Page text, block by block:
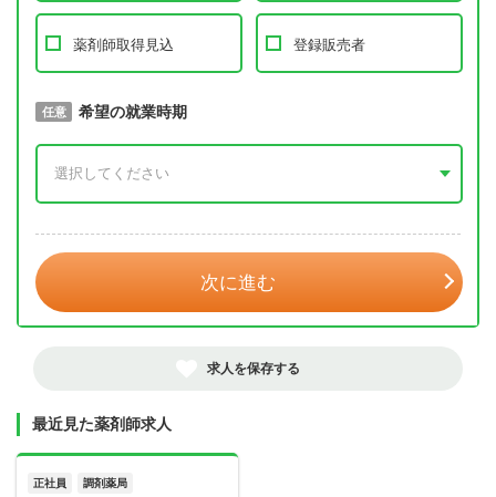
薬剤師取得見込 登録販売者
必須 取得予定年
任意 希望の就業時期
次に進む
求人を保存する
最近見た薬剤師求人
正社員 調剤薬局